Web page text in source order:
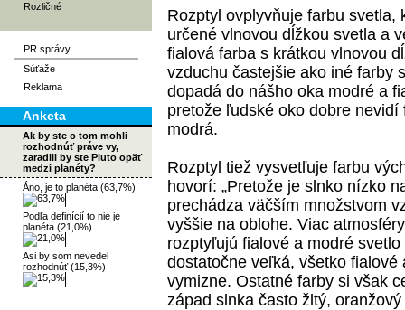
Rozličné
PR správy
Súťaže
Reklama
Anketa
Ak by ste o tom mohli
rozhodnúť práve vy,
zaradili by ste Pluto opäť
medzi planéty?
Áno, je to planéta (63,7%)
Podľa definícií to nie je
planéta (21,0%)
Asi by som nevedel
rozhodnúť (15,3%)
Rozptyl ovplyvňuje farbu
určené vlnovou dĺžkou svetla a
fialová farba s krátkou vlnovou
vzduchu častejšie ako iné farby
dopadá do nášho oka modré a
pretože ľudské oko dobre
modrá.
Rozptyl tiež vysvetľuje farbu
hovorí: „Pretože je slnko nízko
prechádza väčším množstvom
vyššie na oblohe. Viac
rozptyľujú fialové a modré
dostatočne veľká, všetko
vymizne. Ostatné farby si však
západ slnka často žltý, oranžový